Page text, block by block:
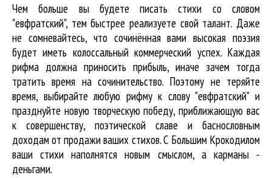
Чем больше вы будете писать стихи со словом
"евфратский", тем быстрее реализуете свой талант. Даже
не сомневайтесь, что сочинённая вами высокая поэзия
будет иметь колоссальный коммерческий успех. Каждая
рифма должна приносить прибыль, иначе зачем тогда
тратить время на сочинительство. Поэтому не теряйте
время, выбирайте любую рифму к слову "евфратский" и
празднуйте новую творческую победу, приближающую вас
к совершенству, поэтической славе и баснословным
доходам от продажи ваших стихов. С Большим Крокодилом
ваши стихи наполнятся новым смыслом, а карманы -
деньгами.